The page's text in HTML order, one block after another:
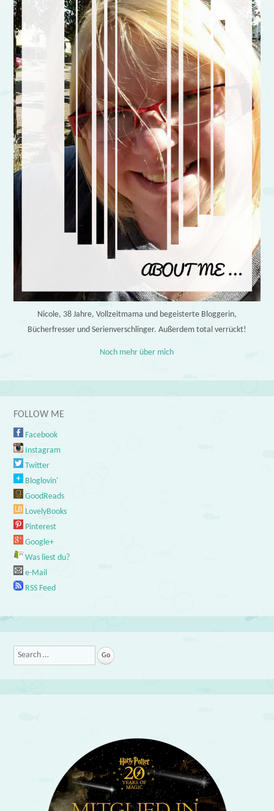
Nicole, 38 Jahre, Vollzeitmama und begeisterte Bloggerin,
Bücherfresser und Serienverschlinger. Außerdem total verrückt!
Noch mehr über mich
FOLLOW ME
Facebook
Instagram
Twitter
Bloglovin'
GoodReads
LovelyBooks
Pinterest
Google+
Was liest du?
e-Mail
RSS Feed
Search